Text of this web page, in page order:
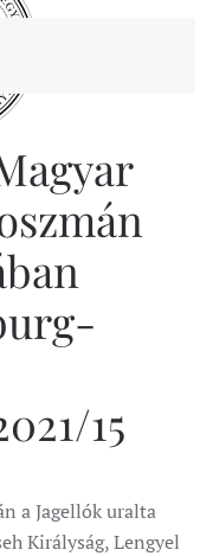
15
a Jagellók uralta
Királyság, Lengyel